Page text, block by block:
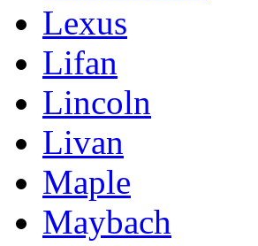
Lexus
Lifan
Lincoln
Livan
Maple
Maybach